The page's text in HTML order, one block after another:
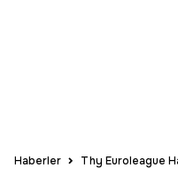
Haberler Thy Euroleague